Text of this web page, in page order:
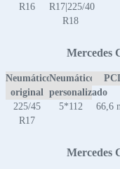
R16
R17|225/40
R18
Mercedes
Neumático
original
Neumático
personalizado
225/45
R17
5*112 66,6
Mercedes